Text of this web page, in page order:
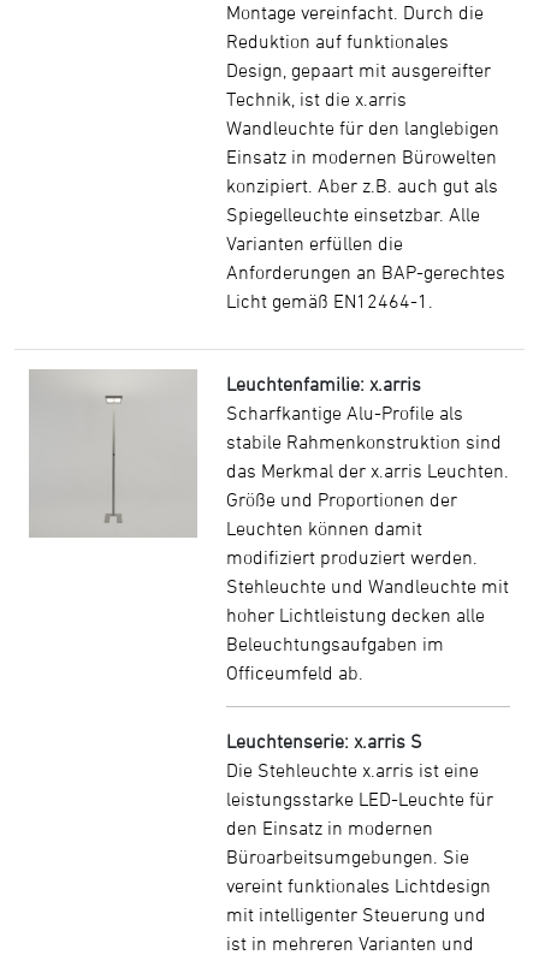
Montage vereinfacht. Durch die
Reduktion auf funktionales
Design, gepaart mit ausgereifter
Technik, ist die x.arris
Wandleuchte für den langlebigen
Einsatz in modernen Bürowelten
konzipiert. Aber z.B. auch gut als
Spiegelleuchte einsetzbar. Alle
Varianten erfüllen die
Anforderungen an BAP-gerechtes
Licht gemäß EN12464-1.
Leuchtenfamilie: x.arris
Scharfkantige Alu-Profile als
stabile Rahmenkonstruktion sind
das Merkmal der x.arris Leuchten.
Größe und Proportionen der
Leuchten können damit
modifiziert produziert werden.
Stehleuchte und Wandleuchte mit
hoher Lichtleistung decken alle
Beleuchtungsaufgaben im
Officeumfeld ab.
Leuchtenserie: x.arris S
Die Stehleuchte x.arris ist eine
leistungsstarke LED-Leuchte für
den Einsatz in modernen
Büroarbeitsumgebungen. Sie
vereint funktionales Lichtdesign
mit intelligenter Steuerung und
ist in mehreren Varianten und